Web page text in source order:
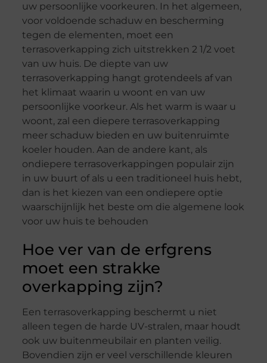
uw persoonlijke voorkeuren. In het algemeen,
voor voldoende schaduw en bescherming
tegen de elementen, moet een
terrasoverkapping zich uitstrekken 2 1/2 voet
van uw huis. De diepte van uw
terrasoverkapping hangt grotendeels af van
het klimaat waarin u woont en van uw
persoonlijke voorkeur. Als het warm is waar u
woont, zal een diepere terrasoverkapping
meer schaduw bieden en uw buitenruimte
koeler houden. Aan de andere kant, als
ondiepere terrasoverkappingen populair zijn
in uw buurt of als u een traditioneel huis hebt,
dan is het kiezen van een ondiepere optie
waarschijnlijk het beste om die algemene look
voor uw huis te behouden
Hoe ver van de erfgrens
moet een strakke
overkapping zijn?
Een terrasoverkapping beschermt u niet
alleen tegen de harde UV-stralen, maar houdt
ook uw buitenmeubilair en planten veilig.
Bovendien zijn er veel verschillende kleuren